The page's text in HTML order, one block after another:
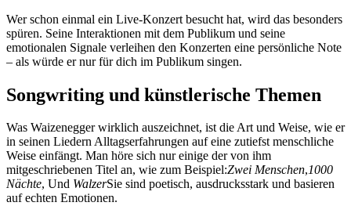
Wer schon einmal ein Live-Konzert besucht hat, wird das besonders
spüren. Seine Interaktionen mit dem Publikum und seine
emotionalen Signale verleihen den Konzerten eine persönliche Note
– als würde er nur für dich im Publikum singen.
Songwriting und künstlerische Themen
Was Waizenegger wirklich auszeichnet, ist die Art und Weise, wie er
in seinen Liedern Alltagserfahrungen auf eine zutiefst menschliche
Weise einfängt. Man höre sich nur einige der von ihm
mitgeschriebenen Titel an, wie zum Beispiel:Zwei Menschen,1000
Nächte, Und WalzerSie sind poetisch, ausdrucksstark und basieren
auf echten Emotionen.